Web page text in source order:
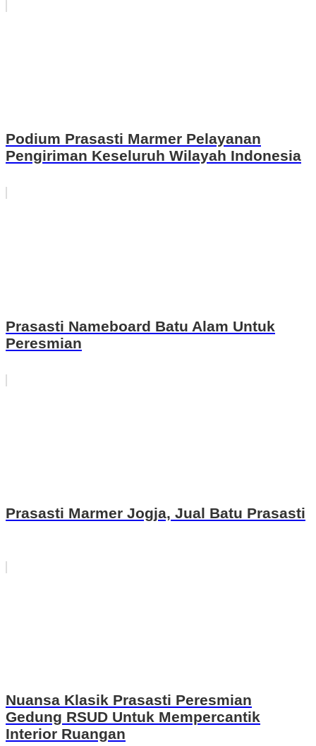
Podium Prasasti Marmer Pelayanan
Pengiriman Keseluruh Wilayah Indonesia
Prasasti Nameboard Batu Alam Untuk
Peresmian
Prasasti Marmer Jogja, Jual Batu Prasasti
Nuansa Klasik Prasasti Peresmian
Gedung RSUD Untuk Mempercantik
Interior Ruangan